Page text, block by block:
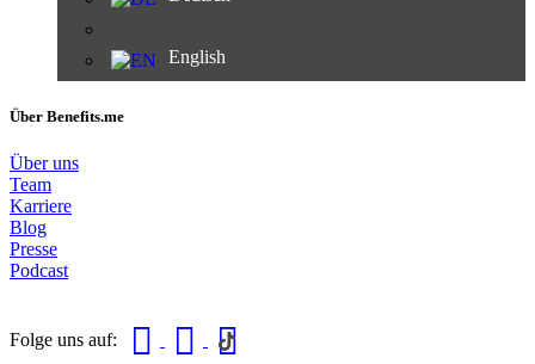
English
Über Benefits.me
Über uns
Team
Karriere
Blog
Presse
Podcast
Folge uns auf: